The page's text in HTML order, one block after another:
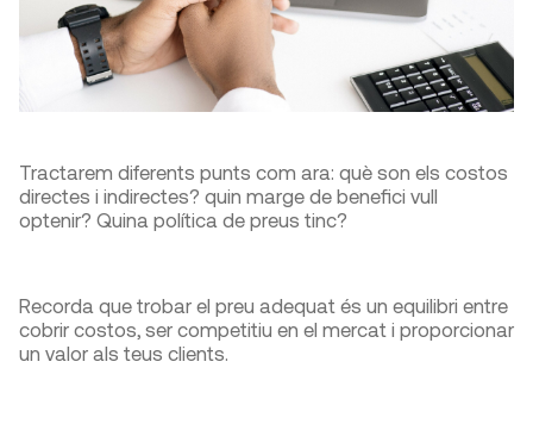
Tractarem diferents punts com ara: què son els costos
directes i indirectes? quin marge de benefici vull
optenir? Quina política de preus tinc?
Recorda que trobar el preu adequat és un equilibri entre
cobrir costos, ser competitiu en el mercat i proporcionar
un valor als teus clients.